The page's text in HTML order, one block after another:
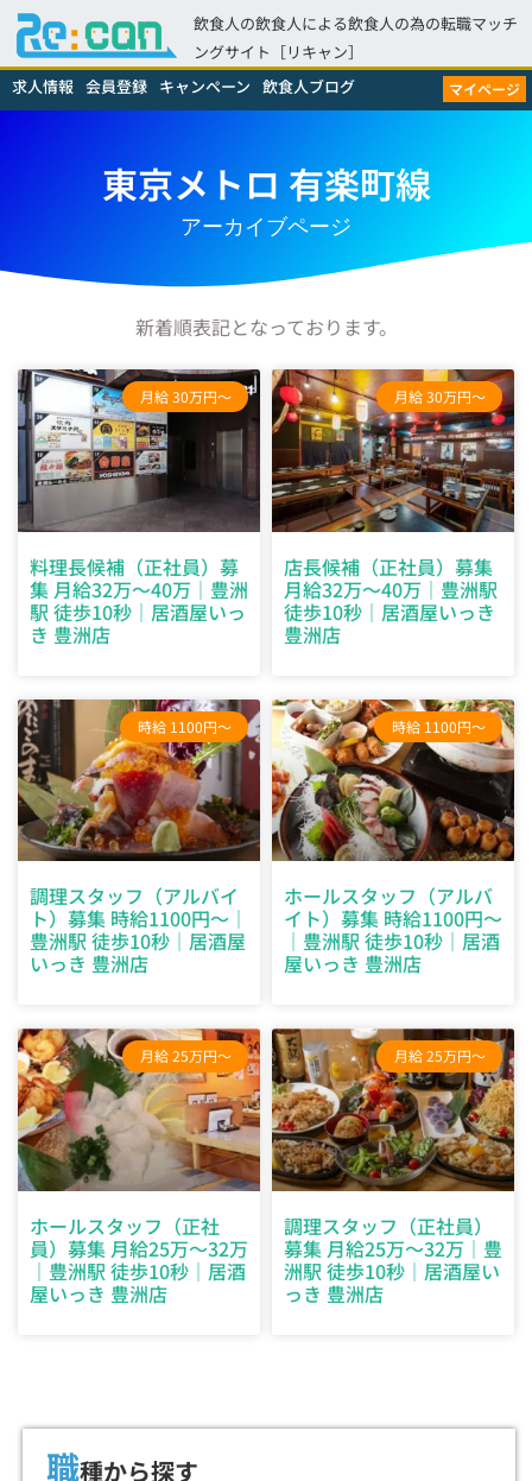
飲食人の飲食人による飲食人の為の転職マッチ
ングサイト［リキャン］
求人情報 会員登録 キャンペーン 飲食人ブログ マイページ
東京メトロ 有楽町線
アーカイブページ
新着順表記となっております。
月給 30万円～
料理長候補（正社員）募
集 月給32万～40万｜豊洲
駅 徒歩10秒｜居酒屋いっ
き 豊洲店
月給 30万円～
店長候補（正社員）募集
月給32万～40万｜豊洲駅
徒歩10秒｜居酒屋いっき
豊洲店
時給 1100円～
調理スタッフ（アルバイ
ト）募集 時給1100円～｜
豊洲駅 徒歩10秒｜居酒屋
いっき 豊洲店
時給 1100円～
ホールスタッフ（アルバ
イト）募集 時給1100円～
｜豊洲駅 徒歩10秒｜居酒
屋いっき 豊洲店
月給 25万円～
ホールスタッフ（正社
員）募集 月給25万～32万
｜豊洲駅 徒歩10秒｜居酒
屋いっき 豊洲店
月給 25万円～
調理スタッフ（正社員）
募集 月給25万～32万｜豊
洲駅 徒歩10秒｜居酒屋い
っき 豊洲店
職種から探す